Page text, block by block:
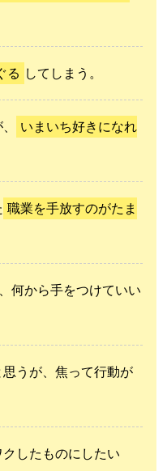
る してしまう。
いまいち好きになれ
職業を手放すのがたま
何から手をつけていい
うが、焦って行動が
したものにしたい